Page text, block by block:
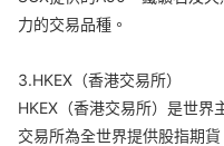
力的交易品種。
3.HKEX（香港交易所）
HKEX（香港交易所）是世界
交易所為全世界提供股指期